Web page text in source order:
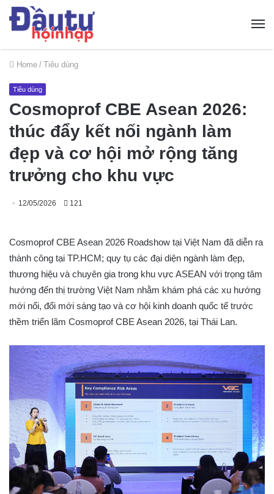
Home / Tiêu dùng
Tiêu dùng
Cosmoprof CBE Asean 2026:
thúc đẩy kết nối ngành làm
đẹp và cơ hội mở rộng tăng
trưởng cho khu vực
12/05/2026 121
Cosmoprof CBE Asean 2026 Roadshow tại Việt Nam đã diễn ra
thành công tại TP.HCM; quy tụ các đại diện ngành làm đẹp,
thương hiệu và chuyên gia trong khu vực ASEAN với trọng tâm
hướng đến thị trường Việt Nam nhằm khám phá các xu hướng
mới nổi, đổi mới sáng tạo và cơ hội kinh doanh quốc tế trước
thềm triển lãm Cosmoprof CBE Asean 2026, tại Thái Lan.